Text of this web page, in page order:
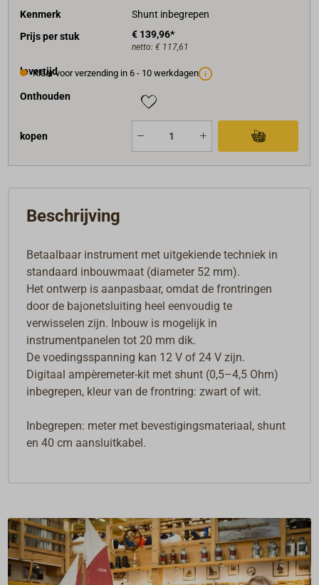
Kenmerk
Shunt inbegrepen
Prijs per stuk
€ 139,96*
netto: € 117,61
levertijd
Klaar voor verzending in 6 - 10 werkdagen
Onthouden
kopen
Beschrijving
Betaalbaar instrument met uitgekiende techniek in
standaard inbouwmaat (diameter 52 mm).
Het ontwerp is aanpasbaar, omdat de frontringen
door de bajonetsluiting heel eenvoudig te
verwisselen zijn. Inbouw is mogelijk in
instrumentpanelen tot 20 mm dik.
De voedingsspanning kan 12 V of 24 V zijn.
Digitaal ampèremeter-kit met shunt (0,5–4,5 Ohm)
inbegrepen, kleur van de frontring: zwart of wit.
Inbegrepen: meter met bevestigingsmateriaal, shunt
en 40 cm aansluitkabel.